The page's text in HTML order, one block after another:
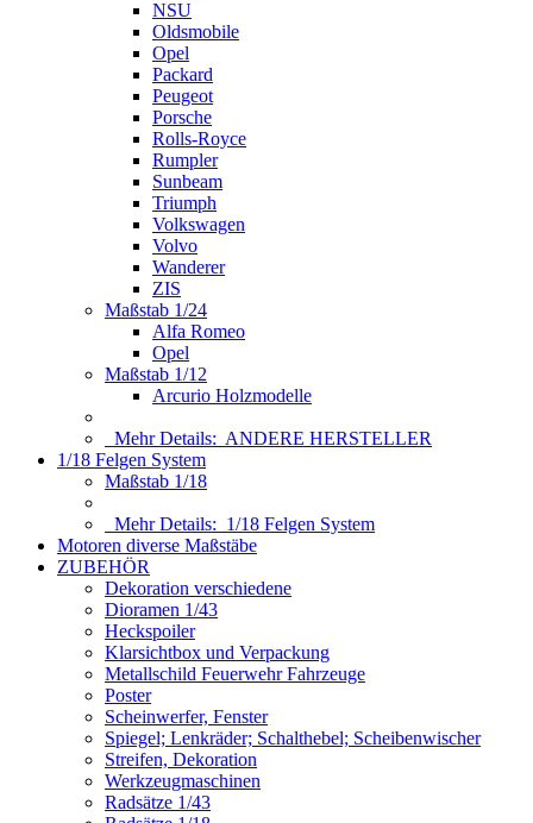
NSU
Oldsmobile
Opel
Packard
Peugeot
Porsche
Rolls-Royce
Rumpler
Sunbeam
Triumph
Volkswagen
Volvo
Wanderer
ZIS
Maßstab 1/24
Alfa Romeo
Opel
Maßstab 1/12
Arcurio Holzmodelle
Mehr Details: ANDERE HERSTELLER
1/18 Felgen System
Maßstab 1/18
Mehr Details: 1/18 Felgen System
Motoren diverse Maßstäbe
ZUBEHÖR
Dekoration verschiedene
Dioramen 1/43
Heckspoiler
Klarsichtbox und Verpackung
Metallschild Feuerwehr Fahrzeuge
Poster
Scheinwerfer, Fenster
Spiegel; Lenkräder; Schalthebel; Scheibenwischer
Streifen, Dekoration
Werkzeugmaschinen
Radsätze 1/43